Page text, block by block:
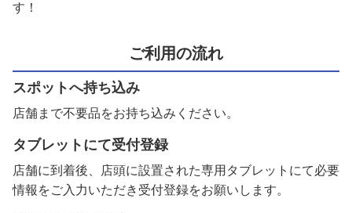
す！
ご利用の流れ
スポットへ持ち込み
店舗まで不要品をお持ち込みください。
タブレットにて受付登録
店舗に到着後、店頭に設置された専用タブレットにて必要
情報をご入力いただき受付登録をお願いします。